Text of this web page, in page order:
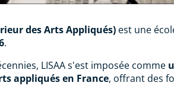
des Arts Appliqués) est une
.
LISAA s'est imposée comme
appliqués en France, offrant des